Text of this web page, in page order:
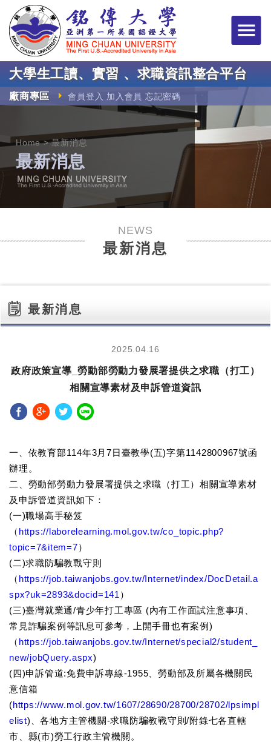
大學生工讀、實習 、求職資訊整合平台
廠商專區 會員登入 加入會員 忘記密碼
Home 最新消息
最新消息
NEWS
最新消息
最新消息
2025.04.16
政府政策宣導_勞動部勞動力發展署提供之求職（打工）
相關宣導素材及申訴管道資訊
分享至Facebook
分享至Google+
分享至Twitter
一、依教育部114年3月7日臺教學(五)字第1142800967號函
辦理。
二、勞動部勞動力發展署提供之求職（打工）相關宣導素材
及申訴管道資訊如下：
(一)職場高手秘笈
（ https://laborelearning.mol.gov.tw/co_topic.php?
topic=7&item=7）
(二)求職防騙教戰守則
（ https://job.taiwanjobs.gov.tw/Internet/index/DocDetail.a
spx?uk=2893&docid=141 ）
(三)臺灣就業通/青少年打工專區 (內有工作面試注意事項、
常見詐騙案例等訊息可參考，上開手冊也有案例)
（ https://job.taiwanjobs.gov.tw/Internet/special2/student_
new/jobQuery.aspx)
(四)申訴管道:免費申訴專線-1955、勞動部及所屬各機關民
意信箱
(https://www.mol.gov.tw/1607/28690/28700/28702/lpsimpl
elist)、各地方主管機關-求職防騙教戰守則/附錄七各直轄
市、縣(市)勞工行政主管機關。